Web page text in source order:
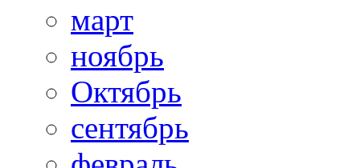
март
ноябрь
Октябрь
сентябрь